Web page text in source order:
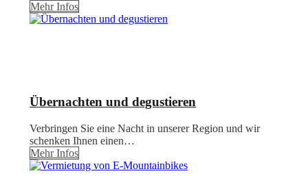
Mehr Infos
Übernachten und degustieren
Verbringen Sie eine Nacht in unserer Region und wir
schenken Ihnen einen…
Mehr Infos